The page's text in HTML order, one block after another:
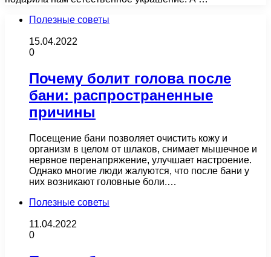
Полезные советы
15.04.2022
0
Почему болит голова после
бани: распространенные
причины
Посещение бани позволяет очистить кожу и
организм в целом от шлаков, снимает мышечное и
нервное перенапряжение, улучшает настроение.
Однако многие люди жалуются, что после бани у
них возникают головные боли.…
Полезные советы
11.04.2022
0